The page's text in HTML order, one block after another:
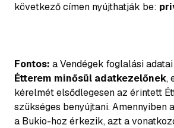
következő címen nyújthatják be:
Fontos: a Vendégek foglalási
Étterem minősül adatkezelőnek,
kérelmét elsődlegesen az érintett
szükséges benyújtani. Amennyiben
a Bukio-hoz érkezik, azt a